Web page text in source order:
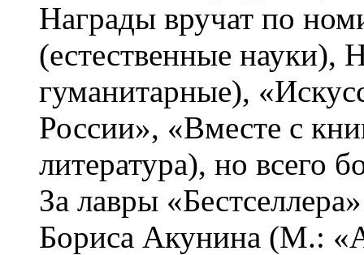
Награды вручат по
(естественные науки),
гуманитарные),
России», «Вместе с
литература), но всего
За лавры
Бориса Акунина (М.: